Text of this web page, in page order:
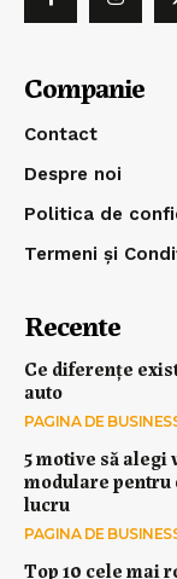
Companie
Contact
Despre noi
Politica de
Termeni și
Recente
Ce diferențe
auto
PAGINA DE
5 motive să
modulare
lucru
PAGINA DE
Top 10 cele mai